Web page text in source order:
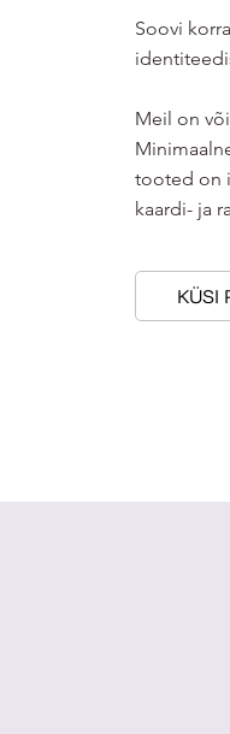
Soovi
Meil on
tooted on
kaardi- ja
KÜSI